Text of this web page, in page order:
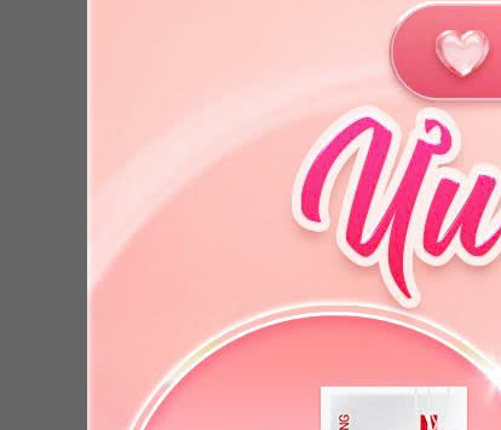
THỰC PHẨM BẢO VỆ SỨC KHỎE
SIRO TRẺ EM
VIÊN UỐNG SỨC KHỎE
COMBO TIẾT KIỆM